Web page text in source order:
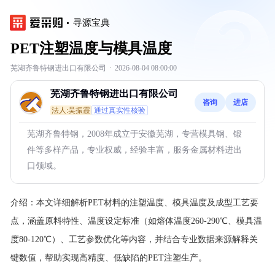
寻源宝典
PET注塑温度与模具温度
芜湖齐鲁特钢进出口有限公司 · 2026-08-04 08:00:00
芜湖齐鲁特钢进出口有限公司
法人:吴振霞 通过真实性核验
咨询 进店
芜湖齐鲁特钢，2008年成立于安徽芜湖，专营模具钢、锻
件等多样产品，专业权威，经验丰富，服务金属材料进出
口领域。
介绍： 本文详细解析PET材料的注塑温度、模具温度及成型工艺要
点，涵盖原料特性、温度设定标准（如熔体温度260-290℃、模具温
度80-120℃）、工艺参数优化等内容，并结合专业数据来源解释关
键数值，帮助实现高精度、低缺陷的PET注塑生产。